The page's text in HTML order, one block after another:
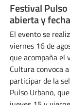
Festival
abierta y
El evento se
viernes 16 de
que acompaña el
Cultura convoca
participar de la
Pulso Urbano,